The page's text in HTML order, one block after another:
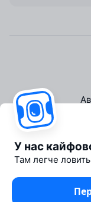
У нас
Там легче